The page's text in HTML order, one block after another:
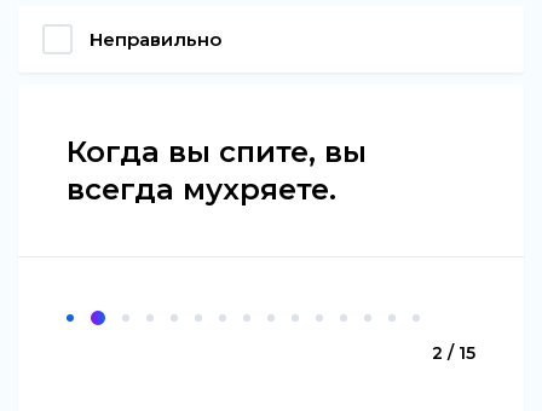
Неправильно
Когда вы спите, вы
всегда мухряете.
2 / 15